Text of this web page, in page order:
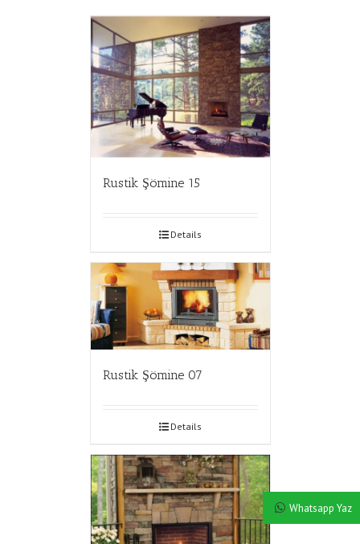
Rustik Şömine 15
Details
Rustik Şömine 07
Details
Whatsapp Yaz